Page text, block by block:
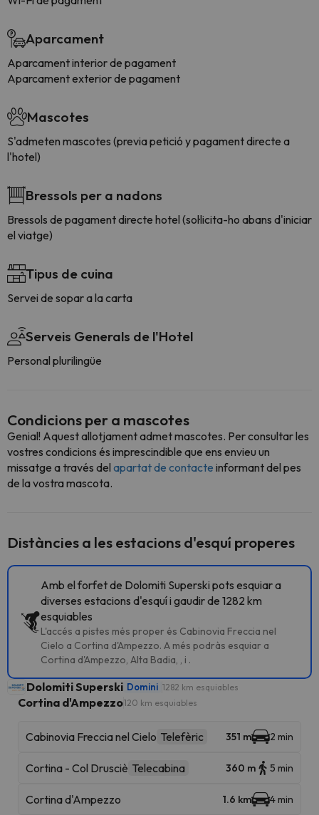
Aparcament
Aparcament interior de pagament
Aparcament exterior de pagament
Mascotes
S'admeten mascotes (previa petició y pagament directe a
l'hotel)
Bressols per a nadons
Bressols de pagament directe hotel (sol·licita-ho abans d'iniciar
el viatge)
Tipus de cuina
Servei de sopar a la carta
Serveis Generals de l'Hotel
Personal plurilingüe
Condicions per a mascotes
Genial! Aquest allotjament admet mascotes. Per consultar les
vostres condicions és imprescindible que ens envieu un
missatge a través del apartat de contacte informant del pes
de la vostra mascota.
Distàncies a les estacions d'esquí properes
Amb el forfet de Dolomiti Superski pots esquiar a
diverses estacions d'esquí i gaudir de 1282 km
esquiables
L'accés a pistes més proper és Cabinovia Freccia nel
Cielo a Cortina d'Ampezzo. A més podràs esquiar a
Cortina d'Ampezzo, Alta Badia, , i .
Dolomiti Superski Domini 1282 km esquiables
Cortina d'Ampezzo120 km esquiables
Cabinovia Freccia nel Cielo Telefèric 351 m 2 min
Cortina - Col Drusciè Telecabina 360 m 5 min
Cortina d'Ampezzo 1.6 km 4 min